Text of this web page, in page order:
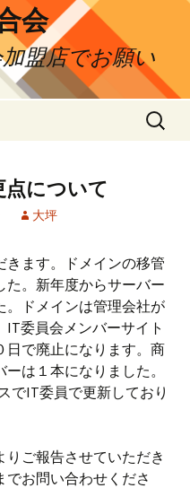
会
盟店でお願い
検
索:
点について
大坪
きます。ドメインの移管
た。新年度からサーバー
。ドメインは管理会社が
委員会メンバーサイト
日で廃止になります。商
は１本になりました。
でIT委員で更新しており
ご報告させていただき
でお問い合わせくださ